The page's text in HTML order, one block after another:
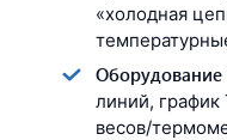
«холодная
Оборудование
линий, график
весов/